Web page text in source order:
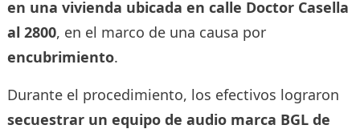
en una vivienda ubicada en calle Doctor Casella
al 2800, en el marco de una causa por
encubrimiento.
Durante el procedimiento, los efectivos lograron
secuestrar un equipo de audio marca BGL de